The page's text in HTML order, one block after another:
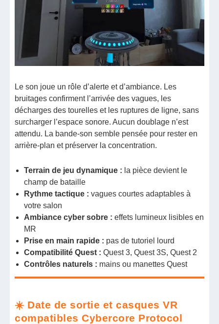
Le son joue un rôle d’alerte et d’ambiance. Les
bruitages confirment l’arrivée des vagues, les
décharges des tourelles et les ruptures de ligne, sans
surcharger l’espace sonore. Aucun doublage n’est
attendu. La bande-son semble pensée pour rester en
arrière-plan et préserver la concentration.
Terrain de jeu dynamique : la pièce devient le
champ de bataille
Rythme tactique : vagues courtes adaptables à
votre salon
Ambiance cyber sobre : effets lumineux lisibles en
MR
Prise en main rapide : pas de tutoriel lourd
Compatibilité Quest : Quest 3, Quest 3S, Quest 2
Contrôles naturels : mains ou manettes Quest
☀️ Date de sortie et casques VR
compatibles Cybercore Protocol